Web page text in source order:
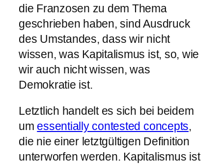
die Franzosen zu dem Thema
geschrieben haben, sind Ausdruck
des Umstandes, dass wir nicht
wissen, was Kapitalismus ist, so, wie
wir auch nicht wissen, was
Demokratie ist.
Letztlich handelt es sich bei beidem
um essentially contested concepts,
die nie einer letztgültigen Definition
unterworfen werden. Kapitalismus ist